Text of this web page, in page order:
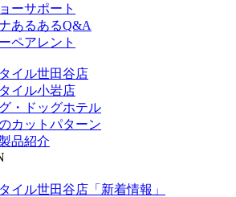
ーサポート
あるあるQ&A
ペアレント
イル世田谷店
イル小岩店
・ドッグホテル
カットパターン
品紹介
イル世田谷店「新着情報」